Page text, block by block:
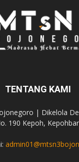
TENTANG KAMI
| Dikelola
190 Kepoh,